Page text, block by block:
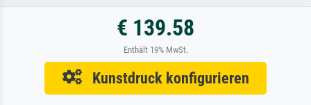
€ 139.58
Enthält 19% MwSt.
Kunstdruck konfigurieren